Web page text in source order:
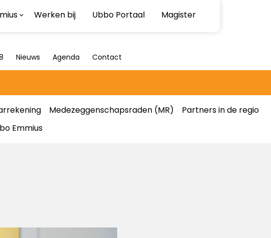
Nieuws Agenda Contact
Werken bij Ubbo Portaal Magister
Medezeggenschapsraden (MR)
Partners in de regio
Emmius